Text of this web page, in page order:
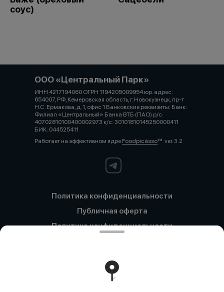
соус)
ООО «Центральный Парк»
ИНН 4217194060 ОГРН 1194205009954 юр. адрес:
654007, РФ, Кемеровская область, г. Новокузнецк, пр-т
Н.С. Ермакова, д. 1, офис 1 Банковские реквизиты: Банк:
Филиал «Центральный» Банка ВТБ (ПАО) р/с:
40702810100400002973 к/с: 30101810145250000411
БИК: 044525411
Работает на эффективном ядре Foodpicássover. 3.2
Политика конфиденциальности
Публичная оферта
Политика конфиденциальности
Новокузнецк
Кемерово
Политика конфиденциальности